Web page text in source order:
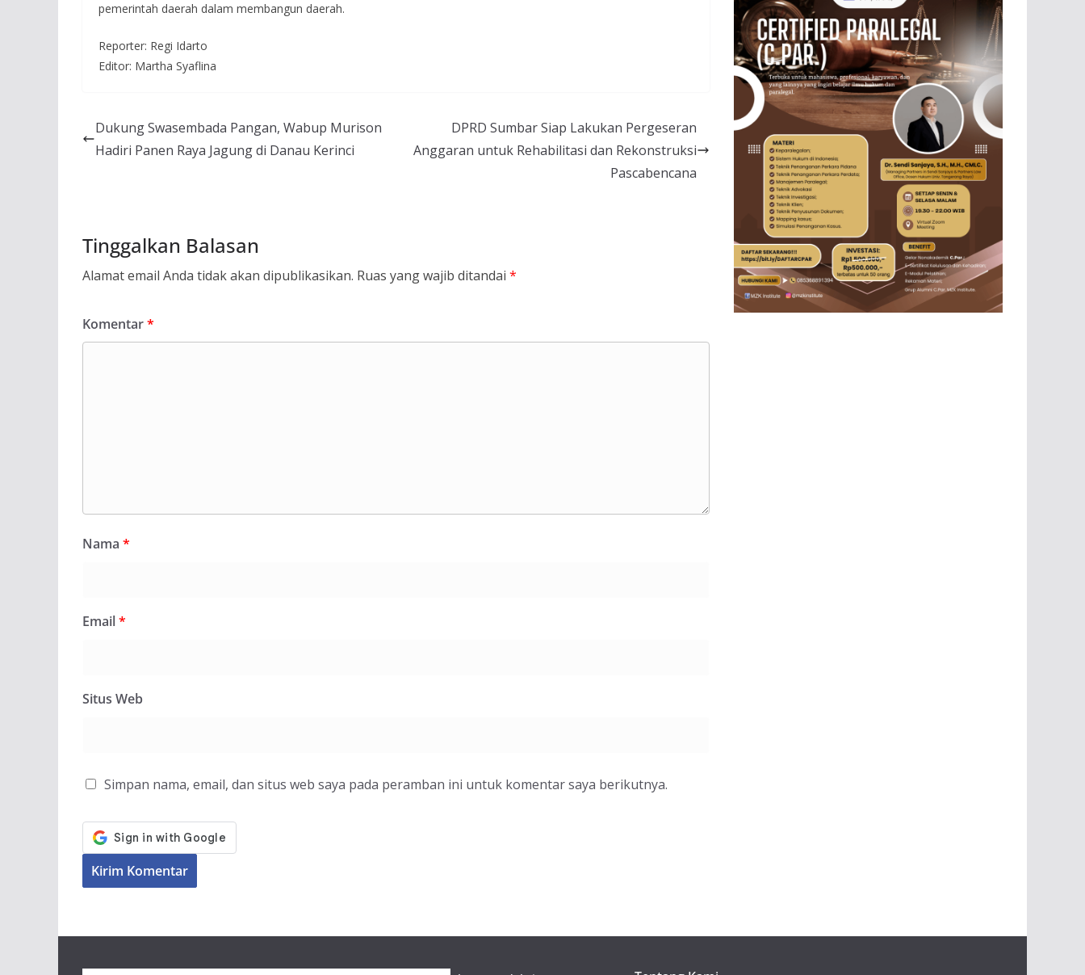
pemerintah daerah dalam membangun daerah.
Reporter: Regi Idarto
Editor: Martha Syaflina
Dukung Swasembada Pangan, Wabup Murison
Hadiri Panen Raya Jagung di Danau Kerinci
DPRD Sumbar Siap Lakukan Pergeseran
Anggaran untuk Rehabilitasi dan Rekonstruksi
Pascabencana
Tinggalkan Balasan
Alamat email Anda tidak akan dipublikasikan. Ruas yang wajib ditandai *
Komentar*
Nama *
Email*
Situs Web
Simpan nama, email, dan situs web saya pada peramban ini untuk komentar saya berikutnya.